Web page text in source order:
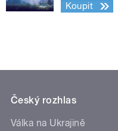
Koupit
Český rozhlas
Válka na Ukrajině